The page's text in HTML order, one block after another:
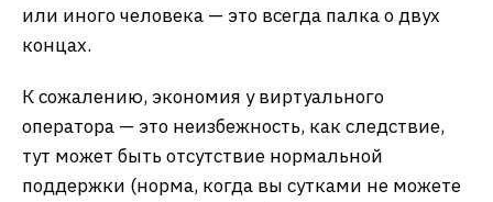
или иного человека — это всегда палка о двух
концах.
К сожалению, экономия у виртуального
оператора — это неизбежность, как следствие,
тут может быть отсутствие нормальной
поддержки (норма, когда вы сутками не можете